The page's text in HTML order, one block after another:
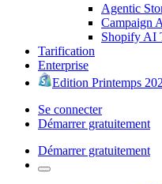
Agentic
Campaign
Shopify AI
Tarification
Enterprise
Edition Printemps
Se connecter
Démarrer gratuitement
Démarrer gratuitement